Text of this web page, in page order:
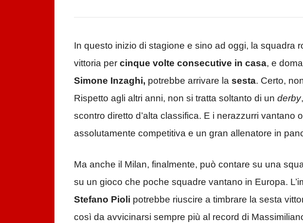
In questo inizio di stagione e sino ad oggi, la squadra
vittoria per cinque volte consecutive in casa, e
Simone Inzaghi, potrebbe arrivare la sesta. Certo,
Rispetto agli altri anni, non si tratta soltanto di un derby
scontro diretto d’alta classifica. E i nerazzurri vantano
assolutamente competitiva e un gran allenatore in
Ma anche il Milan, finalmente, può contare su una
su un gioco che poche squadre vantano in Europa.
Stefano Pioli potrebbe riuscire a timbrare la sesta
così da avvicinarsi sempre più al record di